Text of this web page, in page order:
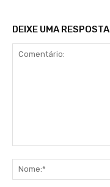
DEIXE UMA RESPOSTA